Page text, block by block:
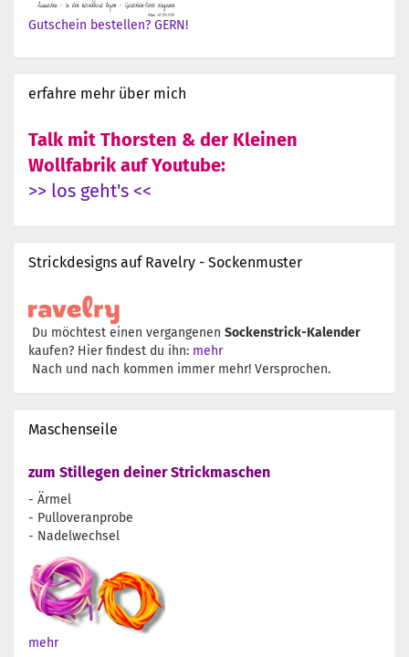
Gutschein bestellen? GERN!
erfahre mehr über mich
Talk mit Thorsten & der Kleinen
Wollfabrik auf Youtube:
>> los geht's <<
Strickdesigns auf Ravelry - Sockenmuster
Du möchtest einen vergangenen Sockenstrick-Kalender
kaufen? Hier findest du ihn: mehr
Nach und nach kommen immer mehr! Versprochen.
Maschenseile
zum Stillegen deiner Strickmaschen
- Ärmel
- Pulloveranprobe
- Nadelwechsel
mehr